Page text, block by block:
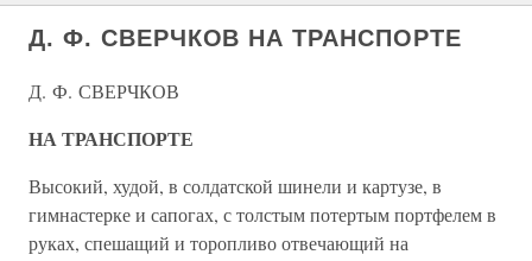
Д. Ф. СВЕРЧКОВ НА ТРАНСПОРТЕ
Д. Ф. СВЕРЧКОВ
НА ТРАНСПОРТЕ
Высокий, худой, в солдатской шинели и картузе, в
гимнастерке и сапогах, с толстым потертым портфелем в
руках, спешащий и торопливо отвечающий на